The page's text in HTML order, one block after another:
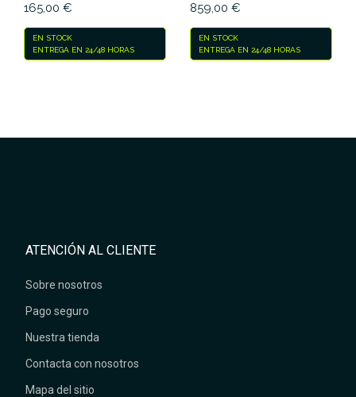
165,00 €
EN STOCK
ENTREGA EN 24/48 HORAS
859,00 €
EN STOCK
ENTREGA EN 24/48 HORAS
ATENCIÓN AL CLIENTE
Sobre nosotros
Pago seguro
Nuestra tienda
Contacta con nosotros
Mapa del sitio